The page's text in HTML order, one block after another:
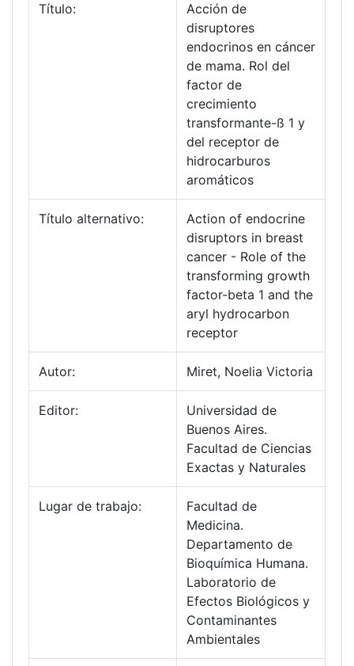
Título:
Acción de
disruptores
endocrinos en cáncer
de mama. Rol del
factor de
crecimiento
transformante-ß 1 y
del receptor de
hidrocarburos
aromáticos
Título alternativo:
Action of endocrine
disruptors in breast
cancer - Role of the
transforming growth
factor-beta 1 and the
aryl hydrocarbon
receptor
Autor: Miret, Noelia Victoria
Editor:
Universidad de
Buenos Aires.
Facultad de Ciencias
Exactas y Naturales
Lugar de trabajo:
Facultad de
Medicina.
Departamento de
Bioquímica Humana.
Laboratorio de
Efectos Biológicos y
Contaminantes
Ambientales